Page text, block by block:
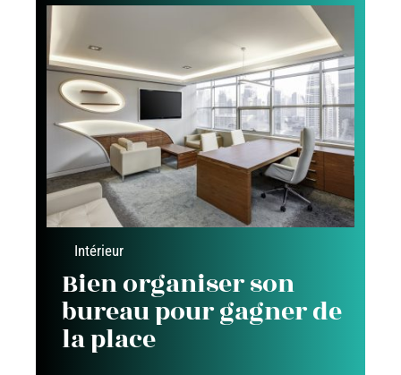
Intérieur
Bien organiser son
bureau pour gagner de
la place